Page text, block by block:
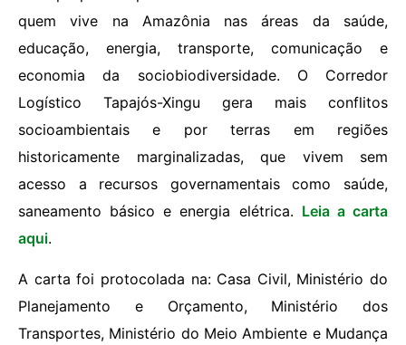
quem vive na Amazônia nas áreas da saúde,
educação, energia, transporte, comunicação e
economia da sociobiodiversidade. O Corredor
Logístico Tapajós-Xingu gera mais conflitos
socioambientais e por terras em regiões
historicamente marginalizadas, que vivem sem
acesso a recursos governamentais como saúde,
saneamento básico e energia elétrica. Leia a carta
aqui.
A carta foi protocolada na: Casa Civil, Ministério do
Planejamento e Orçamento, Ministério dos
Transportes, Ministério do Meio Ambiente e Mudança